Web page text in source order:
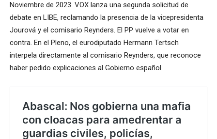
Noviembre de 2023. VOX lanza una segunda solicitud de
debate en LIBE, reclamando la presencia de la vicepresidenta
Jourová y el comisario Reynders. El PP vuelve a votar en
contra. En el Pleno, el eurodiputado Hermann Tertsch
interpela directamente al comisario Reynders, que reconoce
haber pedido explicaciones al Gobierno español.